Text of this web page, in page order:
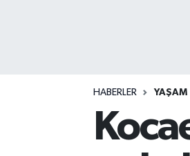
HABERLER YAŞAM